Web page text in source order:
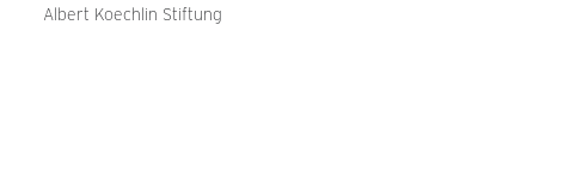
Albert Koechlin Stiftung